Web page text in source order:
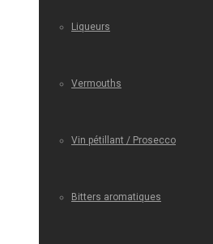
Liqueurs
Vermouths
Vin pétillant / Prosecco
Bitters aromatiques